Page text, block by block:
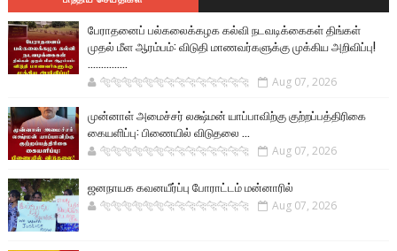
பேராதனைப் பல்கலைக்கழக கல்வி நடவடிக்கைகள் திங்கள்
முதல் மீள ஆரம்பம்: விடுதி மாணவர்களுக்கு முக்கிய அறிவிப்பு!
...............
🐅🐅🐅🐅🐅🐅🐆🐆🐆🐆🐆🐆🐆🐆 Aug 07, 2026
முன்னாள் அமைச்சர் லக்ஷ்மன் யாப்பாவிற்கு குற்றப்பத்திரிகை
கையளிப்பு: பிணையில் விடுதலை ...
🐅🐅🐅🐅🐅🐅🐆🐆🐆🐆🐆🐆🐆🐆 Aug 07, 2026
ஜனநாயக கவனயீர்ப்பு போராட்டம் மன்னாரில்
🐅🐅🐅🐅🐅🐅🐆🐆🐆🐆🐆🐆🐆🐆 Aug 07, 2026